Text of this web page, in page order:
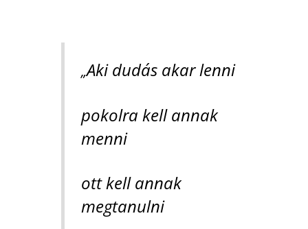
„Aki dudás akar lenni
pokolra kell annak
menni
ott kell annak
megtanulni